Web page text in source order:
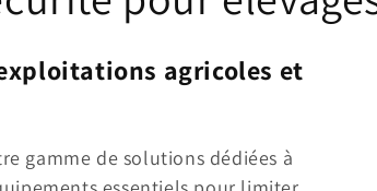
agricoles et
gamme de solutions dédiées à